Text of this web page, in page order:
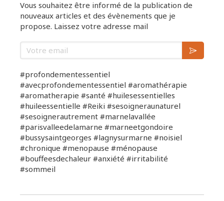
Vous souhaitez être informé de la publication de
nouveaux articles et des évènements que je
propose. Laissez votre adresse mail
Votre email
#profondementessentiel
#avecprofondementessentiel #aromathérapie
#aromatherapie #santé #huilesessentielles
#huileessentielle #Reiki #sesoigneraunaturel
#sesoignerautrement #marnelavallée
#parisvalleedelamarne #marneetgondoire
#bussysaintgeorges #lagnysurmarne #noisiel
#chronique #menopause #ménopause
#bouffeesdechaleur #anxiété #irritabilité
#sommeil